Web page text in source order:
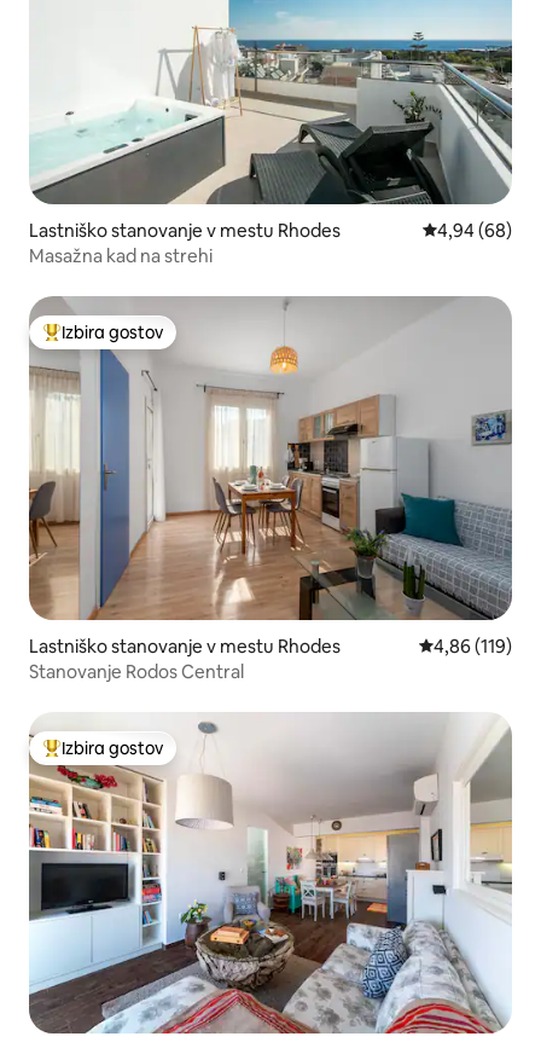
Lastniško stanovanje v mestu Rhodes Povprečna
4,94 (68)
Masažna kad na strehi
Najbolj priljubljena prenočišča z značko »Izbira gostov«
Izbira gostov
Lastniško stanovanje v mestu Rhodes Povprečna
4,86 (119)
Stanovanje Rodos Central
Najbolj priljubljena prenočišča z značko »Izbira gostov«
Izbira gostov